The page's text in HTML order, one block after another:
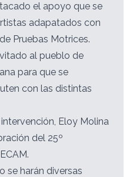
el apoyo que se
adapatados con
Pruebas Motrices.
al pueblo de
para que se
con las distintas
Eloy Molina
del 25º
se harán diversas